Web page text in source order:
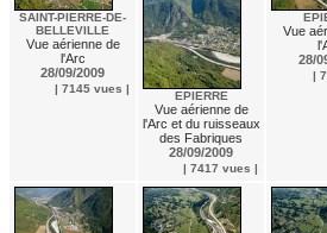
SAINT-PIERRE-DE-
BELLEVILLE
Vue aérienne de
l'Arc
28/09/2009
| 7145 vues |
EPIERRE
Vue aérienne de
l'Arc et du ruisseaux
des Fabriques
28/09/2009
| 7417 vues |
Vue
28/
|